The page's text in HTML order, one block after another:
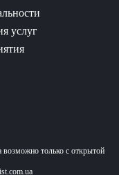
услуг
возможно только с открытой